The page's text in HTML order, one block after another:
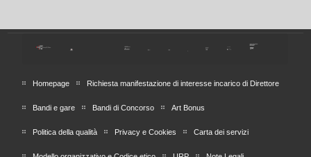
Homepage Richiesta manifestazione di interesse incarico di Direttore
Bandi e gare Bandi di Concorso Art Bonus
Politica della qualità Privacy e Cookies Carta dei servizi